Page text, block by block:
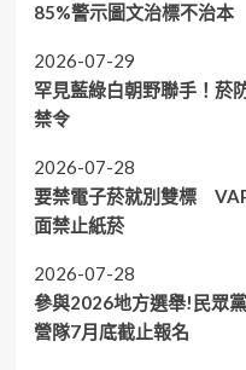
85%警示圖文治標不治
2026-07-29
罕見藍綠白朝野聯手！菸
禁令
2026-07-28
要禁電子菸就別雙標
面禁止紙菸
2026-07-28
參與2026地方選舉!民眾
營隊7月底截止報名